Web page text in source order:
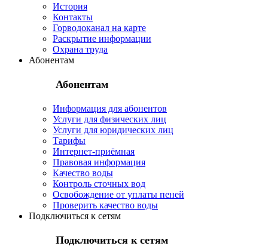
История
Контакты
Горводоканал на карте
Раскрытие информации
Охрана труда
Абонентам
Абонентам
Информация для абонентов
Услуги для физических лиц
Услуги для юридических лиц
Тарифы
Интернет-приёмная
Правовая информация
Качество воды
Контроль сточных вод
Освобождение от уплаты пеней
Проверить качество воды
Подключиться к сетям
Подключиться к сетям